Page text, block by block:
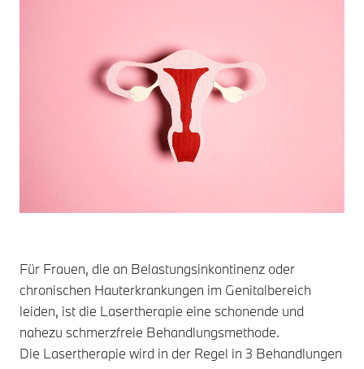
Für Frauen, die an Belastungsinkontinenz oder
chronischen Hauterkrankungen im Genitalbereich
leiden, ist die Lasertherapie eine schonende und
nahezu schmerzfreie Behandlungsmethode.
Die Lasertherapie wird in der Regel in 3 Behandlungen